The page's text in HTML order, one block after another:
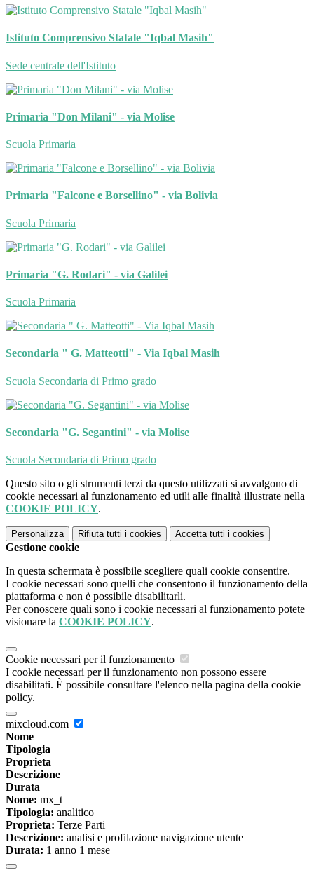
Istituto Comprensivo Statale "Iqbal Masih"
Sede centrale dell'Istituto
Primaria "Don Milani" - via Molise
Scuola Primaria
Primaria "Falcone e Borsellino" - via Bolivia
Scuola Primaria
Primaria "G. Rodari" - via Galilei
Scuola Primaria
Secondaria " G. Matteotti" - Via Iqbal Masih
Scuola Secondaria di Primo grado
Secondaria "G. Segantini" - via Molise
Scuola Secondaria di Primo grado
Questo sito o gli strumenti terzi da questo utilizzati si avvalgono di
cookie necessari al funzionamento ed utili alle finalità illustrate nella
COOKIE POLICY.
Personalizza Rifiuta tutti i cookies Accetta tutti i cookies
Gestione cookie
In questa schermata è possibile scegliere quali cookie consentire.
I cookie necessari sono quelli che consentono il funzionamento della
piattaforma e non è possibile disabilitarli.
Per conoscere quali sono i cookie necessari al funzionamento potete
visionare la COOKIE POLICY.
Cookie necessari per il funzionamento
I cookie necessari per il funzionamento non possono essere
disabilitati. È possibile consultare l'elenco nella pagina della cookie
policy.
mixcloud.com
Nome
Tipologia
Proprieta
Descrizione
Durata
Nome: mx_t
Tipologia: analitico
Proprieta: Terze Parti
Descrizione: analisi e profilazione navigazione utente
Durata: 1 anno 1 mese